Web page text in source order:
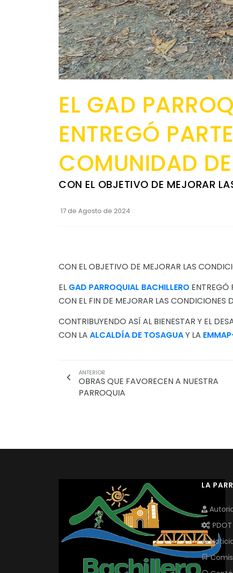
EL GAD
ENTREGÓ
COMUNIDAD
CON EL OBJETIVO DE MEJORAR
17 de Agosto de 2024
CON EL OBJETIVO DE MEJORAR LAS
EL GAD PARROQUIAL BACHILLERO ENTREGÓ
CON EL FIN DE MEJORAR LAS CONDICIONES
CONTRIBUYENDO ASÍ AL BIENESTAR Y EL
CON LA ALCALDÍA DE TOSAGUAY LA
ANTERIOR
OBRAS QUE FAVORECEN A NUESTRA
PARROQUIA
LA
PDOT